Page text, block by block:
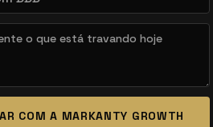
COM A MARKANTY GROWTH